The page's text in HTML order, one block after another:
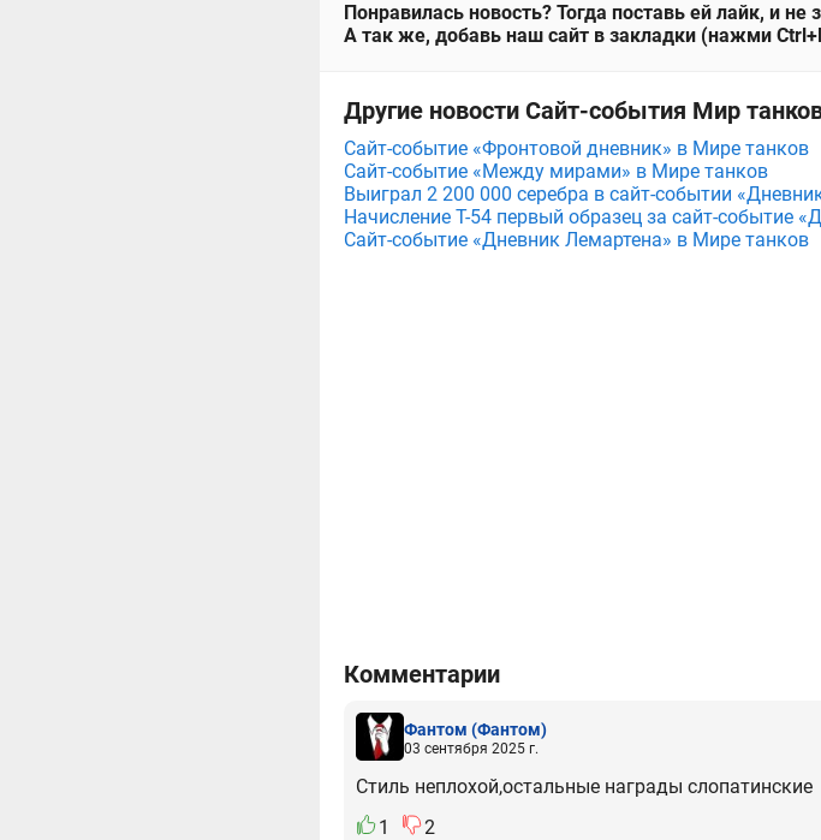
Понравилась новость? Тогда поставь ей лайк, и
А так же, добавь наш сайт в закладки (нажми
Другие новости Сайт-события Мир
Сайт-событие «Фронтовой дневник» в Мире танков
Сайт-событие «Между мирами» в Мире танков
Выиграл 2 200 000 серебра в сайт-событии
Начисление Т-54 первый образец за сайт-событие
Сайт-событие «Дневник Лемартена» в Мире танков
Комментарии
Фантом (Фантом)
03 сентября 2025 г.
Стиль неплохой,остальные награды слопатинские
1
2